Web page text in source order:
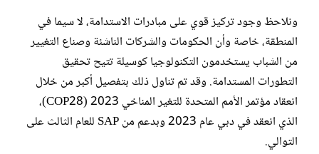
ونلاحظ وجود تركيز قوي على مبادرات الاستدامة، لا سيما في
المنطقة، خاصة وأن الحكومات والشركات الناشئة وصناع التغيير
من الشباب يستخدمون التكنولوجيا كوسيلة تتيح تحقيق
التطورات المستدامة. وقد تم تناول ذلك بتفصيل أكبر من خلال
انعقاد مؤتمر الأمم المتحدة للتغير المناخي 2023‏ (COP28)،
الذي انعقد في دبي عام 2023 وبدعم من SAP للعام الثالث على
التوالي.